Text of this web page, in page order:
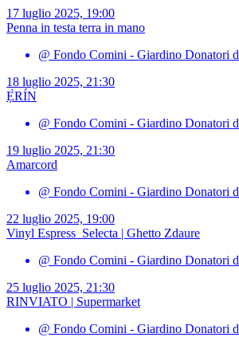
17 luglio 2025, 19:00
Penna in testa terra in mano
@ Fondo Comini - Giardino Donatori
18 luglio 2025, 21:30
Ẹ̀RÍN
@ Fondo Comini - Giardino Donatori
19 luglio 2025, 21:30
Amarcord
@ Fondo Comini - Giardino Donatori
22 luglio 2025, 19:00
Vinyl Espress_Selecta | Ghetto Zdaure
@ Fondo Comini - Giardino Donatori
25 luglio 2025, 21:30
RINVIATO | Supermarket
@ Fondo Comini - Giardino Donatori